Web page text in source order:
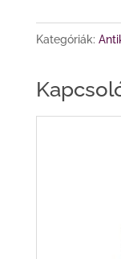
Kategóriák: